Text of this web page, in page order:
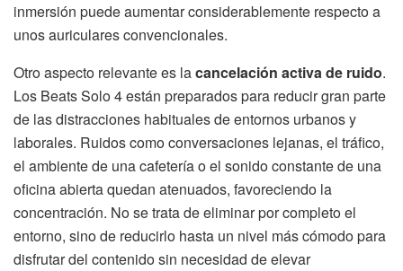
inmersión puede aumentar considerablemente respecto a
unos auriculares convencionales.
Otro aspecto relevante es lacancelación activa de ruido.
Los Beats Solo 4 están preparados para reducir gran parte
de las distracciones habituales de entornos urbanos y
laborales. Ruidos como conversaciones lejanas, el tráfico,
el ambiente de una cafetería o el sonido constante de una
oficina abierta quedan atenuados, favoreciendo la
concentración. No se trata de eliminar por completo el
entorno, sino de reducirlo hasta un nivel más cómodo para
disfrutar del contenido sin necesidad de elevar